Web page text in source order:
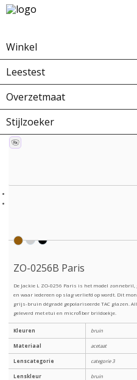
Winkel
Leestest
Overzetmaat
Stijlzoeker
Home Winkel
ZO-0256B Paris
De Jackie L ZO-0256 Paris is het model
en waar iedereen op slag verliefd op wordt. Dit
grijs-bruin dégradé gepolariseerde TAC glazen.
geleverd met etui en microfiber brildoekje.
Kleuren bruin
Materiaal acetaat
Lenscategorie categorie 3
Lenskleur bruin